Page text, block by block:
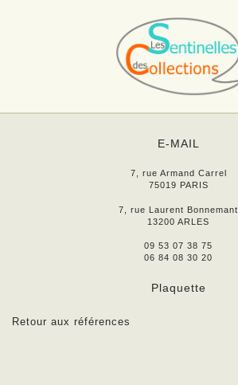
E-MAIL
7, rue Armand Carrel
75019 PARIS
7, rue Laurent Bonnemant
13200 ARLES
09 53 07 38 75
06 84 08 30 20
Plaquette
Retour aux références